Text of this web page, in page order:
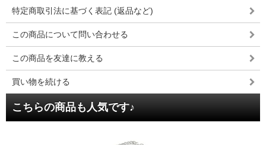
特定商取引法に基づく表記 (返品など)
この商品について問い合わせる
この商品を友達に教える
買い物を続ける
こちらの商品も人気です♪